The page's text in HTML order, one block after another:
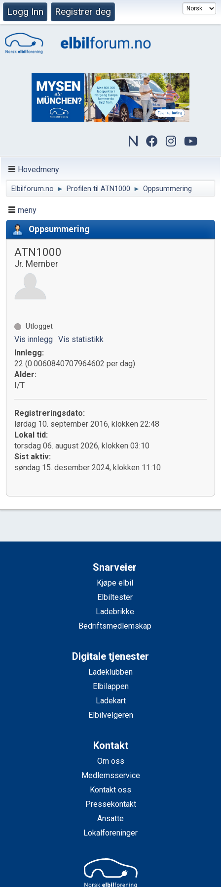
Logg Inn Registrer deg
Hovedmeny
Elbilforum.no ► Profilen til ATN1000 ► Oppsummering
meny
Oppsummering
ATN1000
Jr. Member
Utlogget
Vis innlegg Vis statistikk
Innlegg:
22 (0.0060840707964602 per dag)
Alder:
I/T
Registreringsdato:
lørdag 10. september 2016, klokken 22:48
Lokal tid:
torsdag 06. august 2026, klokken 03:10
Sist aktiv:
søndag 15. desember 2024, klokken 11:10
Snarveier
Kjøpe elbil
Elbiltester
Ladebrikke
Bedriftsmedlemskap
Digitale tjenester
Ladeklubben
Elbilappen
Ladekart
Elbilvelgeren
Kontakt
Om oss
Medlemsservice
Kontakt oss
Pressekontakt
Ansatte
Lokalforeninger